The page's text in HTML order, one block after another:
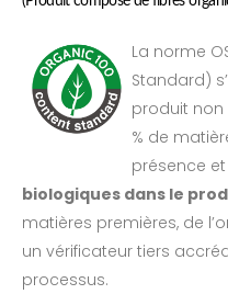
La norme
Standard)
produit non
% de
présence et
biologiques dans le
matières premières, de
un vérificateur tiers
processus.